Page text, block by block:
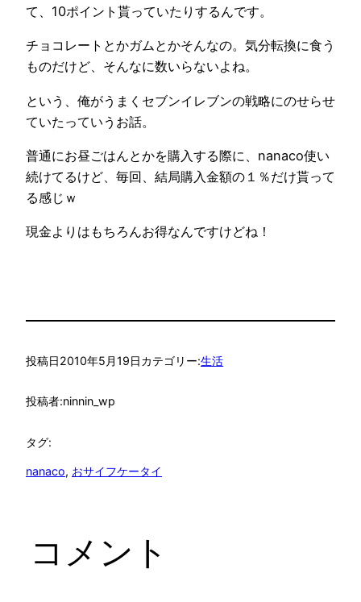
て、10ポイント貰っていたりするんです。
チョコレートとかガムとかそんなの。気分転換に食う
ものだけど、そんなに数いらないよね。
という、俺がうまくセブンイレブンの戦略にのせらせ
ていたっていうお話。
普通にお昼ごはんとかを購入する際に、nanaco使い
続けてるけど、毎回、結局購入金額の１％だけ貰って
る感じｗ
現金よりはもちろんお得なんですけどね！
投稿日2010年5月19日カテゴリー:生活
投稿者:ninnin_wp
タグ:
nanaco, おサイフケータイ
コメント